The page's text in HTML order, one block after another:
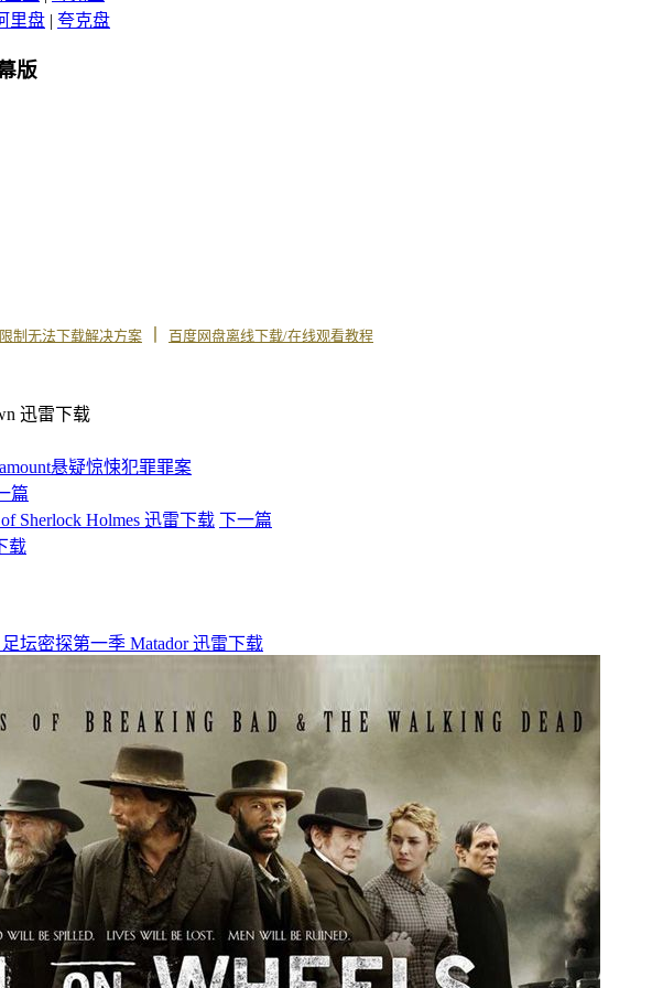
里盘 | 夸克盘
版
制无法下载解决方案 百度网盘离线下载/在线观看教程
悬疑惊悚犯罪罪案
篇
Sherlock Holmes 迅雷下载 下一篇
载
足坛密探第一季 Matador 迅雷下载